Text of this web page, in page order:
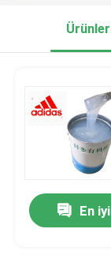
Ürünler
En